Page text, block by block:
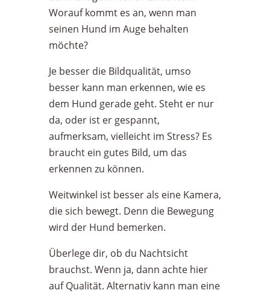
Worauf kommt es an, wenn man
seinen Hund im Auge behalten
möchte?
Je besser die Bildqualität, umso
besser kann man erkennen, wie es
dem Hund gerade geht. Steht er nur
da, oder ist er gespannt,
aufmerksam, vielleicht im Stress? Es
braucht ein gutes Bild, um das
erkennen zu können.
Weitwinkel ist besser als eine Kamera,
die sich bewegt. Denn die Bewegung
wird der Hund bemerken.
Überlege dir, ob du Nachtsicht
brauchst. Wenn ja, dann achte hier
auf Qualität. Alternativ kann man eine